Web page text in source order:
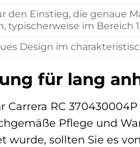
den Einstieg, die genaue
typischerweise im Bereich
Design im
für lang
Carrera RC
Pflege und
wurde, sollten Sie es